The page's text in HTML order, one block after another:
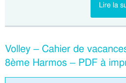
Lire la
Volley – Cahier de
8ème Harmos – PDF à